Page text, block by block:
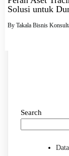
Solusi untuk
By Takala Bisnis
Search